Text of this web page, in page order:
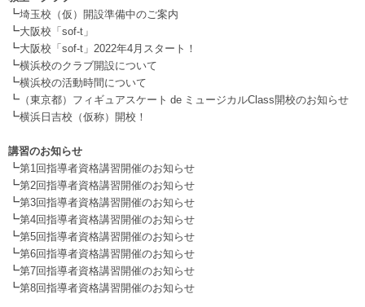
┗埼玉校（仮）開設準備中のご案内
┗大阪校「sof-t」
┗大阪校「sof-t」2022年4月スタート！
┗横浜校のクラブ開設について
┗横浜校の活動時間について
┗ （東京都）フィギュアスケート de ミュージカルClass開校のお知らせ
┗横浜日吉校（仮称）開校！
講習のお知らせ
┗第1回指導者資格講習開催のお知らせ
┗第2回指導者資格講習開催のお知らせ
┗第3回指導者資格講習開催のお知らせ
┗第4回指導者資格講習開催のお知らせ
┗第5回指導者資格講習開催のお知らせ
┗第6回指導者資格講習開催のお知らせ
┗第7回指導者資格講習開催のお知らせ
┗第8回指導者資格講習開催のお知らせ